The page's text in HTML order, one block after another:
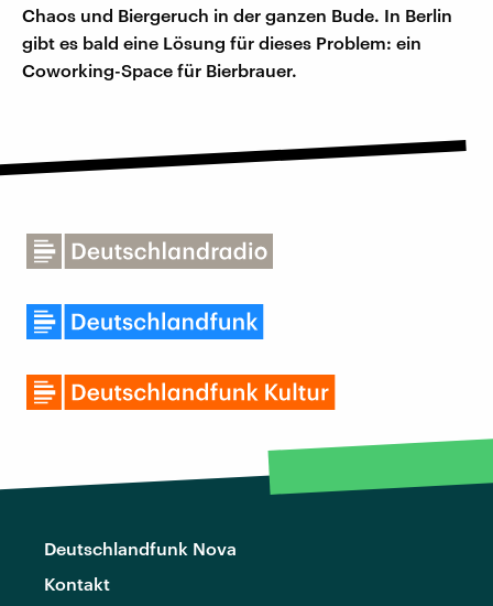
Chaos und Biergeruch in der ganzen Bude. In Berlin
gibt es bald eine Lösung für dieses Problem: ein
Coworking-Space für Bierbrauer.
Deutschlandfunk Nova
Kontakt